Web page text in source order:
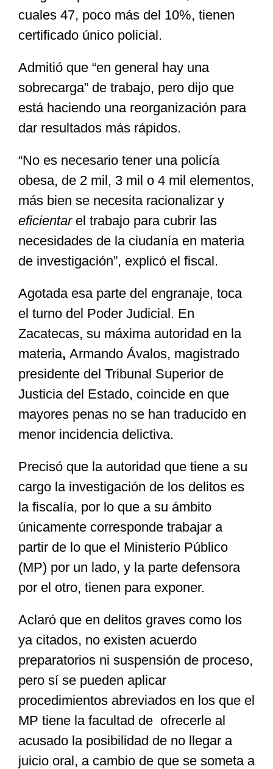
cuales 47, poco más del 10%, tienen
certificado único policial.
Admitió que “en general hay una
sobrecarga” de trabajo, pero dijo que
está haciendo una reorganización para
dar resultados más rápidos.
“No es necesario tener una policía
obesa, de 2 mil, 3 mil o 4 mil elementos,
más bien se necesita racionalizar y
eficientarel trabajo para cubrir las
necesidades de la ciudanía en materia
de investigación”, explicó el fiscal.
Agotada esa parte del engranaje, toca
el turno del Poder Judicial. En
Zacatecas, su máxima autoridad en la
materia, Armando Ávalos, magistrado
presidente del Tribunal Superior de
Justicia del Estado, coincide en que
mayores penas no se han traducido en
menor incidencia delictiva.
Precisó que la autoridad que tiene a su
cargo la investigación de los delitos es
la fiscalía, por lo que a su ámbito
únicamente corresponde trabajar a
partir de lo que el Ministerio Público
(MP) por un lado, y la parte defensora
por el otro, tienen para exponer.
Aclaró que en delitos graves como los
ya citados, no existen acuerdo
preparatorios ni suspensión de proceso,
pero sí se pueden aplicar
procedimientos abreviados en los que el
MP tiene la facultad de ofrecerle al
acusado la posibilidad de no llegar a
juicio oral, a cambio de que se someta a